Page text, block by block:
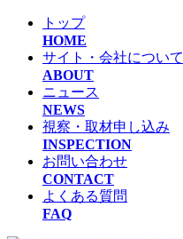
トップ
HOME
サイト・会社について
ABOUT
ニュース
NEWS
視察・取材申し込み
INSPECTION
お問い合わせ
CONTACT
よくある質問
FAQ